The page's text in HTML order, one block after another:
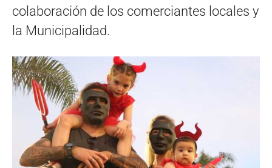
colaboración de los comerciantes locales y
la Municipalidad.